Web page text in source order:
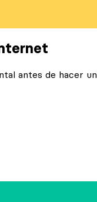
antes de hacer